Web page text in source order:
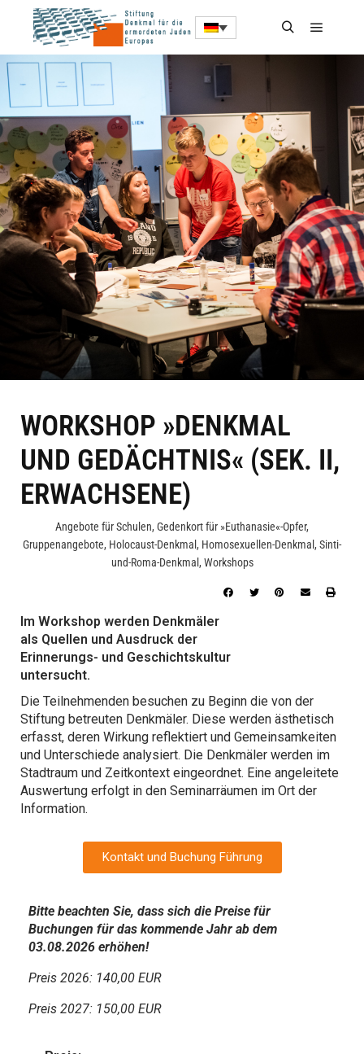
WORKSHOP »DENKMAL
UND GEDÄCHTNIS« (SEK. II,
ERWACHSENE)
Angebote für Schulen, Gedenkort für »Euthanasie«-Opfer,
Gruppenangebote, Holocaust-Denkmal , Homosexuellen-Denkmal , Sinti-
und-Roma-Denkmal , Workshops
Im Workshop werden Denkmäler
als Quellen und Ausdruck der
Erinnerungs- und Geschichtskultur
untersucht.
Die Teilnehmenden besuchen zu Beginn die von der
Stiftung betreuten Denkmäler. Diese werden ästhetisch
erfasst, deren Wirkung reflektiert und Gemeinsamkeiten
und Unterschiede analysiert. Die Denkmäler werden im
Stadtraum und Zeitkontext eingeordnet. Eine angeleitete
Auswertung erfolgt in den Seminarräumen im Ort der
Information.
Kontakt und Buchung Führung
Bitte beachten Sie, dass sich die Preise für
Buchungen für das kommende Jahr ab dem
03.08.2026 erhöhen!
Preis 2026: 140,00 EUR
Preis 2027: 150,00 EUR